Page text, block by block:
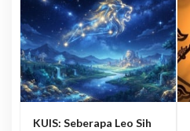
KUIS: Seberapa Leo Sih